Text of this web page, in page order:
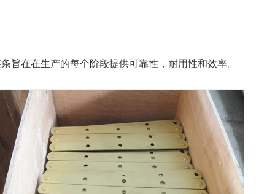
在在生产的每个阶段提供可靠性，耐用性和效率。